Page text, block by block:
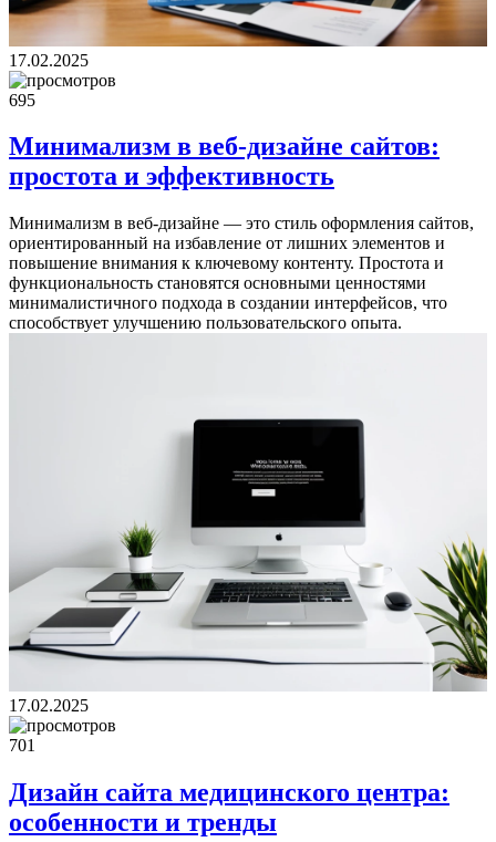
17.02.2025
695
Минимализм в веб-дизайне сайтов:
простота и эффективность
Минимализм в веб-дизайне — это стиль оформления сайтов,
ориентированный на избавление от лишних элементов и
повышение внимания к ключевому контенту. Простота и
функциональность становятся основными ценностями
минималистичного подхода в создании интерфейсов, что
способствует улучшению пользовательского опыта.
17.02.2025
701
Дизайн сайта медицинского центра:
особенности и тренды